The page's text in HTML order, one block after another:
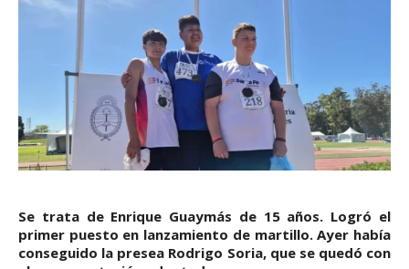
Se trata de Enrique Guaymás de 15 años. Logró el
primer puesto en lanzamiento de martillo. Ayer había
conseguido la presea Rodrigo Soria, que se quedó con